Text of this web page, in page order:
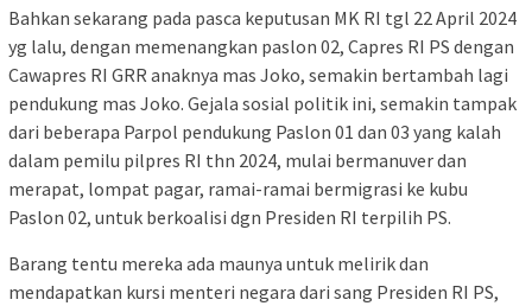
Bahkan sekarang pada pasca keputusan MK RI tgl 22 April 2024
yg lalu, dengan memenangkan paslon 02, Capres RI PS dengan
Cawapres RI GRR anaknya mas Joko, semakin bertambah lagi
pendukung mas Joko. Gejala sosial politik ini, semakin tampak
dari beberapa Parpol pendukung Paslon 01 dan 03 yang kalah
dalam pemilu pilpres RI thn 2024, mulai bermanuver dan
merapat, lompat pagar, ramai-ramai bermigrasi ke kubu
Paslon 02, untuk berkoalisi dgn Presiden RI terpilih PS.
Barang tentu mereka ada maunya untuk melirik dan
mendapatkan kursi menteri negara dari sang Presiden RI PS,